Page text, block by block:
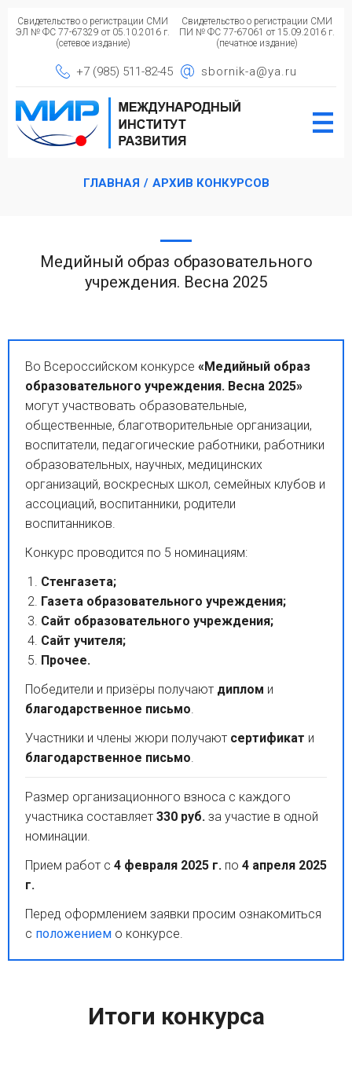
Свидетельство о регистрации СМИ
ЭЛ № ФС 77-67329 от 05.10.2016 г.
(сетевое издание)
Свидетельство о регистрации СМИ
ПИ № ФС 77-67061 от 15.09.2016 г.
(печатное издание)
+7 (985) 511-82-45 sbornik-a@ya.ru
ГЛАВНАЯ / АРХИВ КОНКУРСОВ
Медийный образ образовательного
учреждения. Весна 2025
Во Всероссийском конкурсе «Медийный образ
образовательного учреждения. Весна 2025»
могут участвовать образовательные,
общественные, благотворительные организации,
воспитатели, педагогические работники, работники
образовательных, научных, медицинских
организаций, воскресных школ, семейных клубов и
ассоциаций, воспитанники, родители
воспитанников.
Конкурс проводится по 5 номинациям:
Стенгазета;
Газета образовательного учреждения;
Сайт образовательного учреждения;
Сайт учителя;
Прочее.
Победители и призёры получают диплом и
благодарственное письмо.
Участники и члены жюри получают сертификат и
благодарственное письмо.
Размер организационного взноса с каждого
участника составляет 330 руб. за участие в одной
номинации.
Прием работ с 4 февраля 2025 г. по 4 апреля 2025
г.
Перед оформлением заявки просим ознакомиться
с положением о конкурсе.
Итоги конкурса